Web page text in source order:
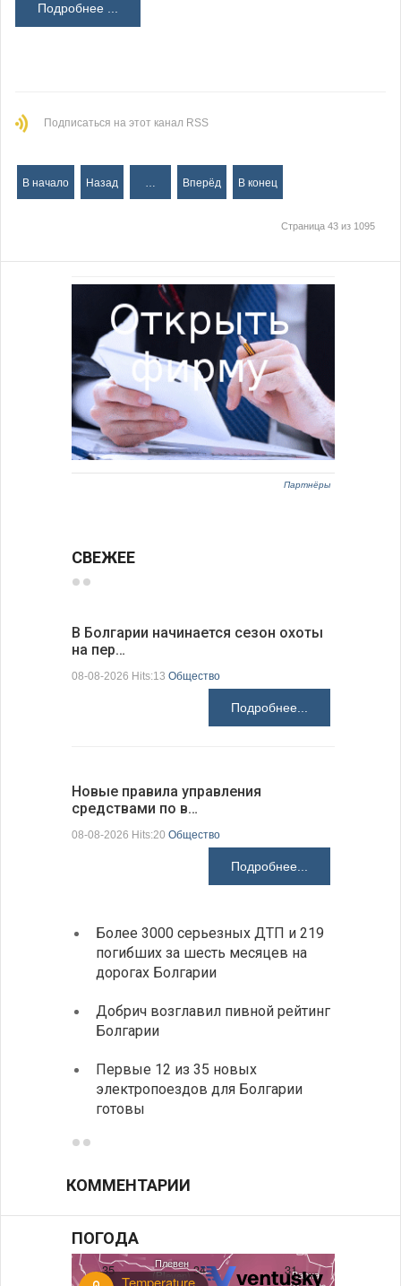
Подробнее ...
Подписаться на этот канал RSS
В начало Назад … Вперёд В конец
Страница 43 из 1095
Партнёры
СВЕЖЕЕ
В Болгарии начинается сезон охоты
на пер…
08-08-2026 Hits:13 Общество
Подробнее...
Новые правила управления
средствами по в…
08-08-2026 Hits:20 Общество
Подробнее...
Более 3000 серьезных ДТП и 219
погибших за шесть месяцев на
дорогах Болгарии
Добрич возглавил пивной рейтинг
Болгарии
Первые 12 из 35 новых
электропоездов для Болгарии
готовы
КОММЕНТАРИИ
ПОГОДА